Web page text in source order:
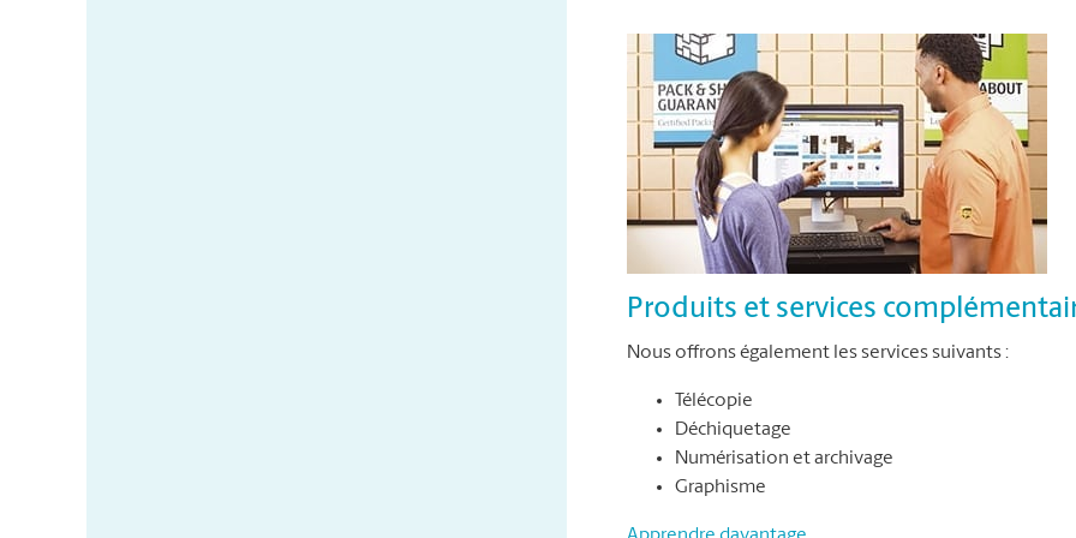
Produits et services
Nous offrons également les services suivants :
Télécopie
Déchiquetage
Numérisation et archivage
Graphisme